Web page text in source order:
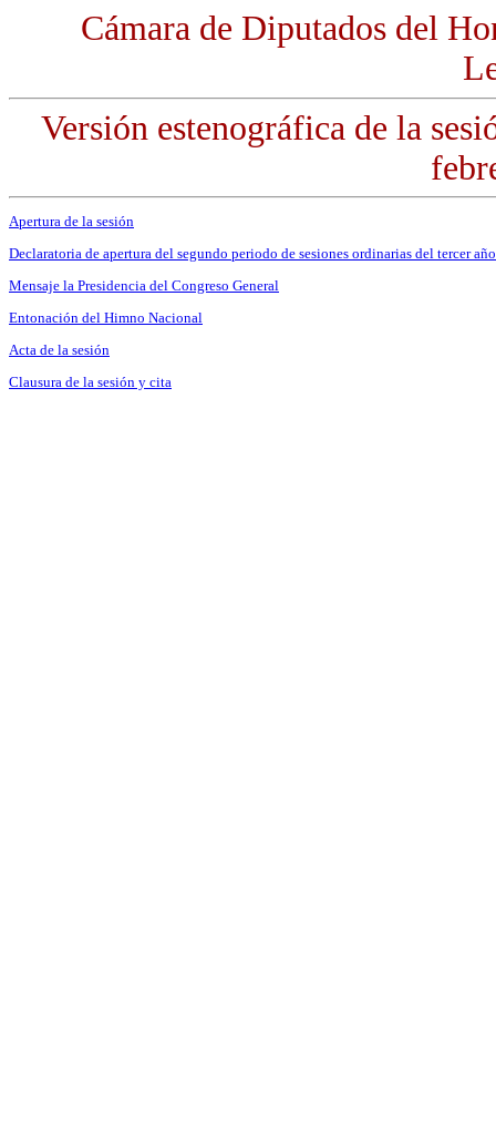
Cámara de Diputados del
Versión estenográfica de la
Apertura de la sesión
Declaratoria de apertura del segundo periodo de sesiones ordinarias del tercer
Mensaje la Presidencia del Congreso General
Entonación del Himno Nacional
Acta de la sesión
Clausura de la sesión y cita